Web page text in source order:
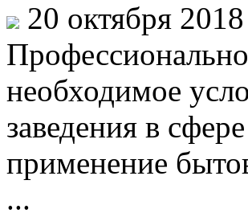
20 октября 2018
необходимое
заведения в
применение
...